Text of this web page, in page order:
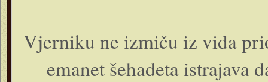
Vjerniku ne izmiču iz vida
emanet šehadeta istrajava